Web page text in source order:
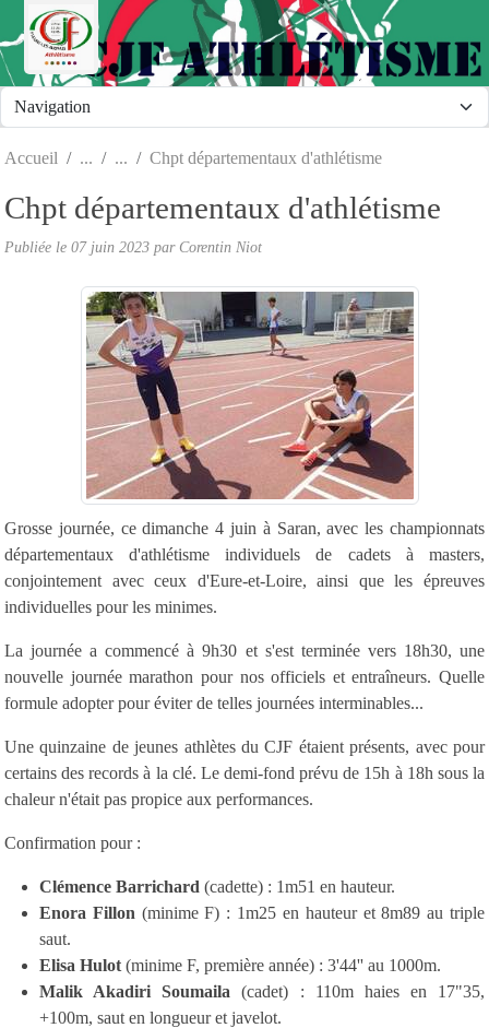
Accueil Chpt départementaux d'athlétisme
Chpt départementaux d'athlétisme
Publiée le 07 juin 2023 par Corentin Niot
Grosse journée, ce dimanche 4 juin à Saran, avec les championnats
départementaux d'athlétisme individuels de cadets à masters,
conjointement avec ceux d'Eure-et-Loire, ainsi que les épreuves
individuelles pour les minimes.
La journée a commencé à 9h30 et s'est terminée vers 18h30, une
nouvelle journée marathon pour nos officiels et entraîneurs. Quelle
formule adopter pour éviter de telles journées interminables...
Une quinzaine de jeunes athlètes du CJF étaient présents, avec pour
certains des records à la clé. Le demi-fond prévu de 15h à 18h sous la
chaleur n'était pas propice aux performances.
Confirmation pour :
Clémence Barrichard (cadette) : 1m51 en hauteur.
Enora Fillon (minime F) : 1m25 en hauteur et 8m89 au triple
saut.
Elisa Hulot (minime F, première année) : 3'44'' au 1000m.
Malik Akadiri Soumaila(cadet) : 110m haies en 17"35,
+100m, saut en longueur et javelot.
Panneau de gestion des cookies